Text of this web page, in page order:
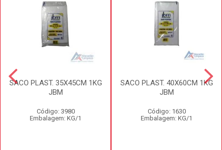
SACO PLAST. 35X45CM 1KG
JBM
Código: 3980
Embalagem: KG/1
SACO PLAST. 40X60CM 1KG
JBM
Código: 1630
Embalagem: KG/1